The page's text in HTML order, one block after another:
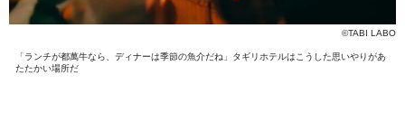
©TABI LABO
「ランチが都萬牛なら、ディナーは季節の魚介だね」タギリホテルはこうした思いやりがあ
たたかい場所だ